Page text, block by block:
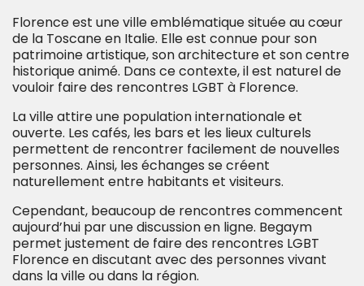
Florence est une ville emblématique située au cœur
de la Toscane en Italie. Elle est connue pour son
patrimoine artistique, son architecture et son centre
historique animé. Dans ce contexte, il est naturel de
vouloir faire des rencontres LGBT à Florence.
La ville attire une population internationale et
ouverte. Les cafés, les bars et les lieux culturels
permettent de rencontrer facilement de nouvelles
personnes. Ainsi, les échanges se créent
naturellement entre habitants et visiteurs.
Cependant, beaucoup de rencontres commencent
aujourd’hui par une discussion en ligne. Begaym
permet justement de faire des rencontres LGBT
Florence en discutant avec des personnes vivant
dans la ville ou dans la région.